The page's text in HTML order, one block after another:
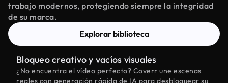
trabajo modernos, protegiendo siempre la integridad
de su marca.
Explorar biblioteca
Bloqueo creativo y vacíos visuales
¿No encuentra el vídeo perfecto? Coverr une escenas
reales con generación rápida de IA para desbloquear su